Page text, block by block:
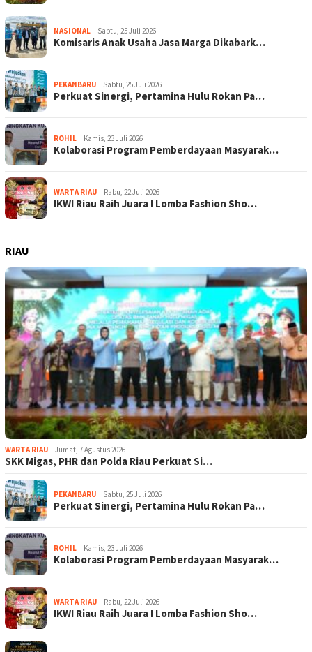
NASIONAL Sabtu, 25 Juli 2026
Komisaris Anak Usaha Jasa Marga Dikabark…
PEKANBARU Sabtu, 25 Juli 2026
Perkuat Sinergi, Pertamina Hulu Rokan Pa…
ROHIL Kamis, 23 Juli 2026
Kolaborasi Program Pemberdayaan Masyarak…
WARTA RIAU Rabu, 22 Juli 2026
IKWI Riau Raih Juara I Lomba Fashion Sho…
RIAU
WARTA RIAU Jumat, 7 Agustus 2026
SKK Migas, PHR dan Polda Riau Perkuat Si…
PEKANBARU Sabtu, 25 Juli 2026
Perkuat Sinergi, Pertamina Hulu Rokan Pa…
ROHIL Kamis, 23 Juli 2026
Kolaborasi Program Pemberdayaan Masyarak…
WARTA RIAU Rabu, 22 Juli 2026
IKWI Riau Raih Juara I Lomba Fashion Sho…